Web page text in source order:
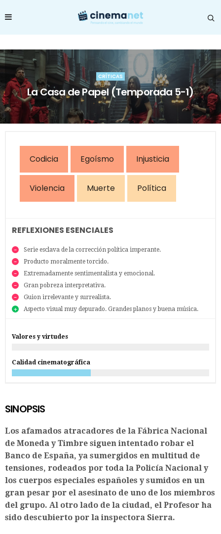
CRÍTICAS
La Casa de Papel (Temporada 5-1)
Codicia Egoísmo Injusticia
Violencia Muerte Política
REFLEXIONES ESENCIALES
Serie esclava de la corrección política imperante.
Producto moralmente torcido.
Extremadamente sentimentalista y emocional.
Gran pobreza interpretativa.
Guion irrelevante y surrealista.
Aspecto visual muy depurado. Grandes planos y buena música.
Valores y virtudes
Calidad cinematográfica
SINOPSIS
Los afamados atracadores de la Fábrica Nacional
de Moneda y Timbre siguen intentado robar el
Banco de España, ya sumergidos en multitud de
tensiones, rodeados por toda la Policía Nacional y
los cuerpos especiales españoles y sumidos en un
gran pesar por el asesinato de uno de los miembros
del grupo. Al otro lado de la ciudad, el Profesor ha
sido descubierto por la inspectora Sierra.